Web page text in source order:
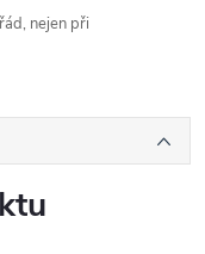
nejen při